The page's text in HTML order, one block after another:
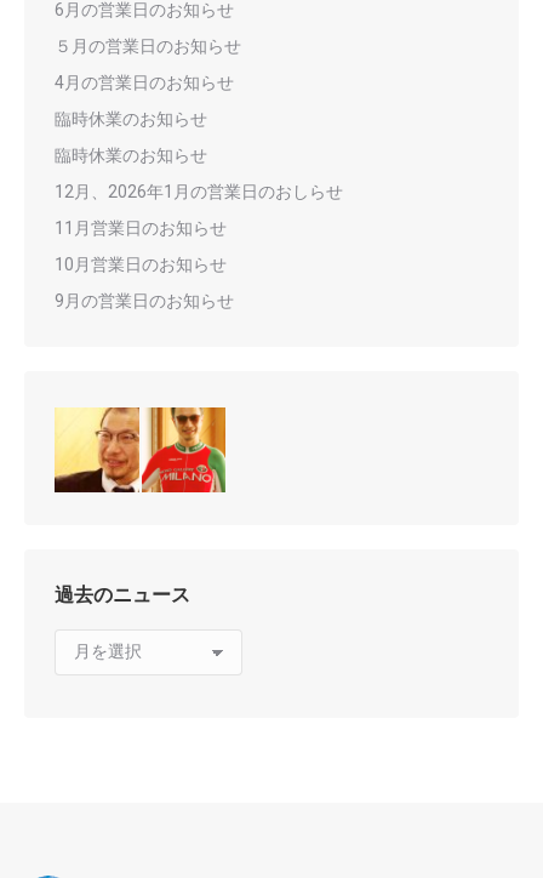
6月の営業日のお知らせ
５月の営業日のお知らせ
4月の営業日のお知らせ
臨時休業のお知らせ
臨時休業のお知らせ
12月、2026年1月の営業日のおしらせ
11月営業日のお知らせ
10月営業日のお知らせ
9月の営業日のお知らせ
過去のニュース
去